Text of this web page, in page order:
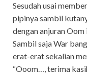
Sesudah usai
pipinya sambil
dengan anjuran Oom
Sambil saja War
erat-erat sekalian
“Ooom…, terima